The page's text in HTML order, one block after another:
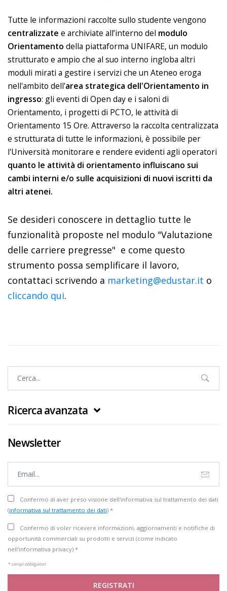
Tutte le informazioni raccolte sullo studente vengono
centralizzate e archiviate all’interno del modulo
Orientamento della piattaforma UNIFARE, un modulo
strutturato e ampio che al suo interno ingloba altri
moduli mirati a gestire i servizi che un Ateneo eroga
nell'ambito dell'area strategica dell'Orientamento in
ingresso: gli eventi di Open day e i saloni di
Orientamento, i progetti di PCTO, le attività di
Orientamento 15 Ore. Attraverso la raccolta centralizzata
e strutturata di tutte le informazioni, è possibile per
l'Università monitorare e rendere evidenti agli operatori
quanto le attività di orientamento influiscano sui
cambi interni e/o sulle acquisizioni di nuovi iscritti da
altri atenei.
Se desideri conoscere in dettaglio tutte le
funzionalità proposte nel modulo "Valutazione
delle carriere pregresse" e come questo
strumento possa semplificare il lavoro,
contattaci scrivendo a marketing@edustar.it o
cliccando qui.
Ricerca avanzata
Newsletter
Confermo di aver preso visione dell'informativa sul trattamento dei dati
(informativa sul trattamento dei dati) *
Confermo di voler ricevere informazioni, aggiornamenti e notifiche di
opportunità commerciali su prodotti e servizi (come indicato
nell'informativa privacy) *
* campi obbligatori
REGISTRATI